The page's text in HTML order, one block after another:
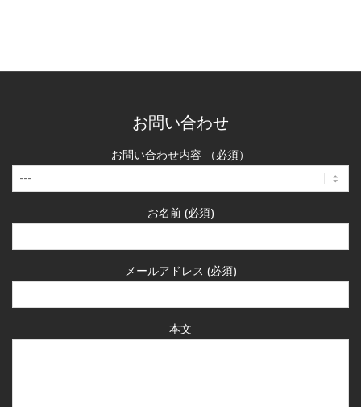
お問い合わせ
お問い合わせ内容 （必須）
お名前 (必須)
メールアドレス (必須)
本文